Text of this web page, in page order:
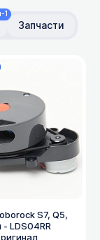
1
Запчасти
S7, Q5,
- LDS04RR